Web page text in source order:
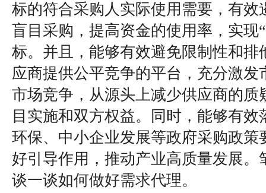
标的符合采购人实际使用需要，有效
盲目采购，提高资金的使用率，实现
标。并且，能够有效避免限制性和排
应商提供公平竞争的平台，充分激发
市场竞争，从源头上减少供应商的质
目实施和双方权益。同时，能够有
环保、中小企业发展等政府采购政策
好引导作用，推动产业高质量发展。
谈一谈如何做好需求代理。